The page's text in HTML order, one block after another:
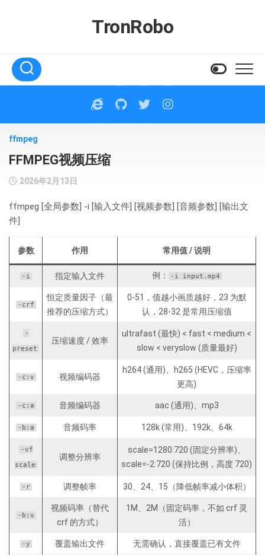
TronRobo
ffmpeg
FFMPEG视频压缩
2026年2月13日
ffmpeg [全局参数] -i [输入文件] [视频参数] [音频参数] [输出文
件]
参数 作用 常用值 / 说明
-i 指定输入文件 例： -i input.mp4
-crf
恒定质量因子（最
推荐的压缩方式）
0-51，值越小画质越好，23 为默
认，28-32 是常用压缩值
-
preset
压缩速度 / 效率
ultrafast (最快) < fast < medium <
slow < veryslow (质量最好)
-c:v 视频编码器
h264 (通用)、h265 (HEVC，压缩率
更高)
-c:a 音频编码器 aac (通用)、mp3
-b:a 音频码率 128k (常用)、192k、64k
-vf
scale
调整分辨率
scale=1280:720 (固定分辨率)、
scale=-2:720 (保持比例，高度 720)
-r 调整帧率 30、24、15（降低帧率减小体积）
-b:v
视频码率（替代
crf 的方式）
1M、2M（固定码率，不如 crf 灵
活）
-y 覆盖输出文件 无需确认，直接覆盖已有文件